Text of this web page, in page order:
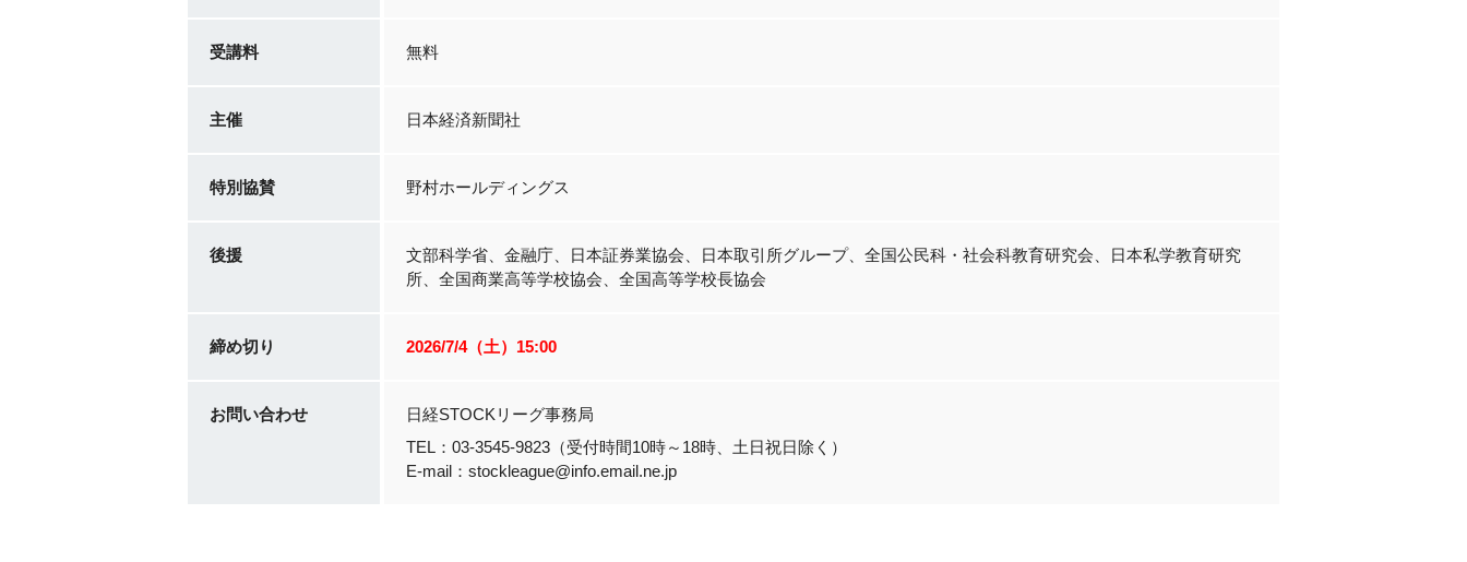
受講料 無料
主催 日本経済新聞社
特別協賛 野村ホールディングス
後援
文部科学省、金融庁、日本証券業協会、日本取引所グループ、全国公民科・社会科教育研究会、日本私学教育研究
所、全国商業高等学校協会、全国高等学校長協会
締め切り 2026/7/4（土） 15:00
お問い合わせ
日経STOCKリーグ事務局
TEL：03-3545-9823（受付時間10時～18時、土日祝日除く）
E-mail：stockleague@info.email.ne.jp